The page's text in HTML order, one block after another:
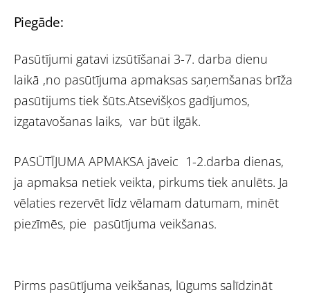
Piegāde:
Pasūtījumi gatavi izsūtīšanai 3-7. darba dienu
laikā ,no pasūtījuma apmaksas saņemšanas brīža
pasūtijums tiek šūts.Atsevišķos gadījumos,
izgatavošanas laiks, var būt ilgāk.
PASŪTĪJUMA APMAKSA jāveic 1-2.darba dienas,
ja apmaksa netiek veikta, pirkums tiek anulēts. Ja
vēlaties rezervēt līdz vēlamam datumam, minēt
piezīmēs, pie pasūtījuma veikšanas.
Pirms pasūtījuma veikšanas, lūgums salīdzināt